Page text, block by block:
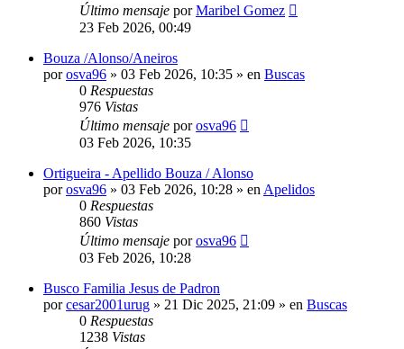
Último mensaje porMaribel Gomez
23 Feb 2026, 00:49
Bouza /Alonso/Aneiros
porosva96 » 03 Feb 2026, 10:35 » en Buscas
0 Respuestas
976 Vistas
Último mensaje porosva96
03 Feb 2026, 10:35
Ortigueira - Apellido Bouza / Alonso
porosva96 » 03 Feb 2026, 10:28 » en Apelidos
0 Respuestas
860 Vistas
Último mensaje porosva96
03 Feb 2026, 10:28
Busco Familia Jesus de Padron
porcesar2001urug » 21 Dic 2025, 21:09 » en Buscas
0 Respuestas
1238 Vistas